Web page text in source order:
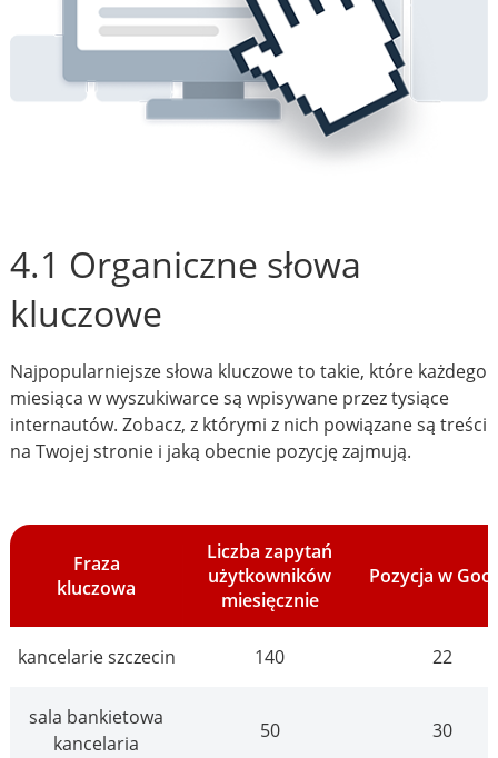
4.1 Organiczne słowa
kluczowe
Najpopularniejsze słowa kluczowe to takie, które każdego
miesiąca w wyszukiwarce są wpisywane przez tysiące
internautów. Zobacz, z którymi z nich powiązane są treści
na Twojej stronie i jaką obecnie pozycję zajmują.
Fraza
kluczowa
Liczba zapytań
użytkowników
miesięcznie
Pozycja w
kancelarie szczecin 140 22
sala bankietowa
kancelaria
50 30